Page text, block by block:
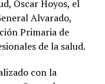
Oscar Hoyos, el
Alvarado,
Primaria de
de la salud.
con la